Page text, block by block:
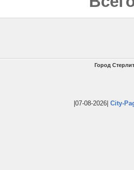
Город
|07-08-2026| City-